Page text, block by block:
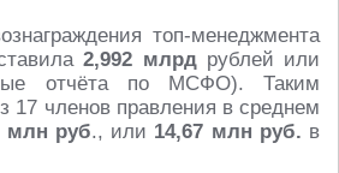
топ-менеджмента
2,992 млрдрублей или
отчёта по МСФО). Таким
17 членов правления в среднем
млн руб., или 14,67 млн руб. в